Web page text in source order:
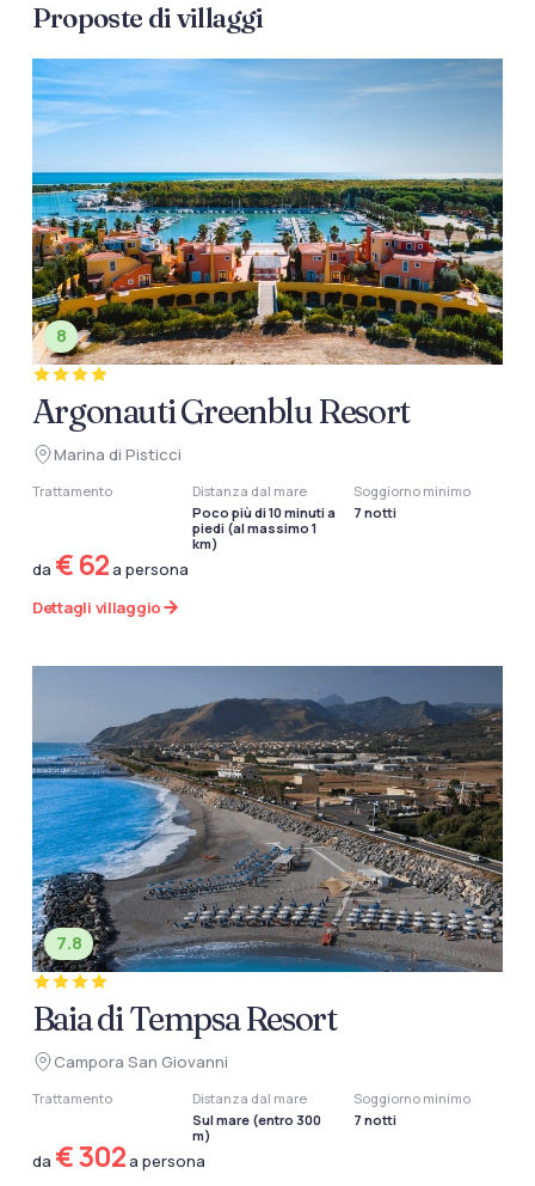
Proposte di villaggi
8
Argonauti Greenblu Resort
Marina di Pisticci
Trattamento
Distanza dal mare
Poco più di 10 minuti a
piedi (al massimo 1
km)
Soggiorno minimo
7 notti
da € 62a persona
Dettagli villaggio
7.8
Baia di Tempsa Resort
Campora San Giovanni
Trattamento
Distanza dal mare
Sul mare (entro 300
m)
Soggiorno minimo
7 notti
da € 302a persona